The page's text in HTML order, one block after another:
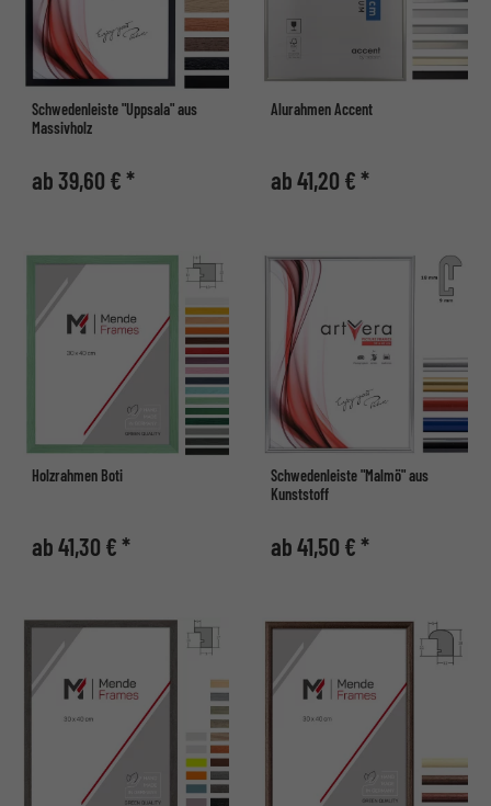
Schwedenleiste "Uppsala" aus
Massivholz
ab 39,60 € *
Alurahmen Accent
ab 41,20 € *
Holzrahmen Boti
ab 41,30 € *
Schwedenleiste "Malmö" aus
Kunststoff
ab 41,50 € *